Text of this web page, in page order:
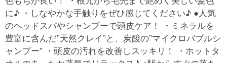
に♪ ・しなやかな手触りをぜひ感じてください♪ ●人気
のヘッドスパやシャンプーで頭皮ケア！ ・ミネラルを
豊富に含んだ”天然クレイ”と、炭酸の”マイクロバブルシ
ャンプー” ・頭皮の汚れを改善しスッキリ！ ・ホットタ